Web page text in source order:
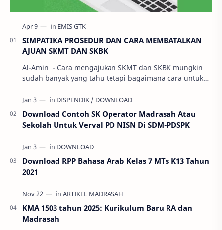
SIMPATIKA PROSEDUR DAN CARA MEMBATALKAN
AJUAN SKMT DAN SKBK
Al-Amin - Cara mengajukan SKMT dan SKBK mungkin
sudah banyak yang tahu tetapi bagaimana cara untuk
Download Contoh SK Operator Madrasah Atau
Sekolah Untuk Verval PD NISN Di SDM-PDSPK
Download RPP Bahasa Arab Kelas 7 MTs K13 Tahun
2021
KMA 1503 tahun 2025: Kurikulum Baru RA dan
Madrasah